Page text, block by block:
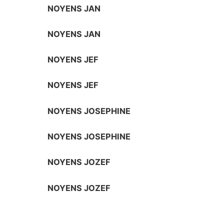
NOYENS JAN
NOYENS JAN
NOYENS JEF
NOYENS JEF
NOYENS JOSEPHINE
NOYENS JOSEPHINE
NOYENS JOZEF
NOYENS JOZEF